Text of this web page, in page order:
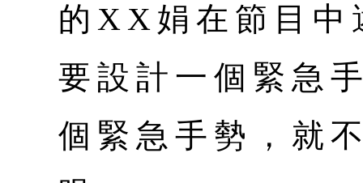
的XX娟在節目中
要設計一個緊急
個緊急手勢，就